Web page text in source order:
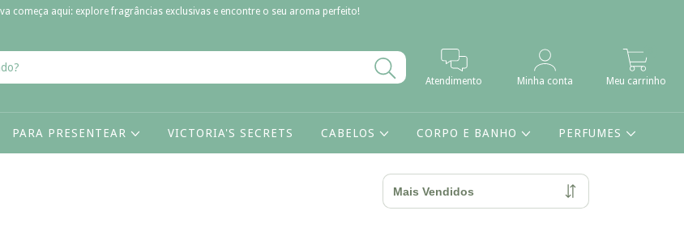
começa aqui: explore fragrâncias exclusivas e encontre o seu aroma perfeito!
Atendimento Minha conta Meu carrinho
PARA PRESENTEAR VICTORIA'S SECRETS CABELOS CORPO E BANHO PERFUMES